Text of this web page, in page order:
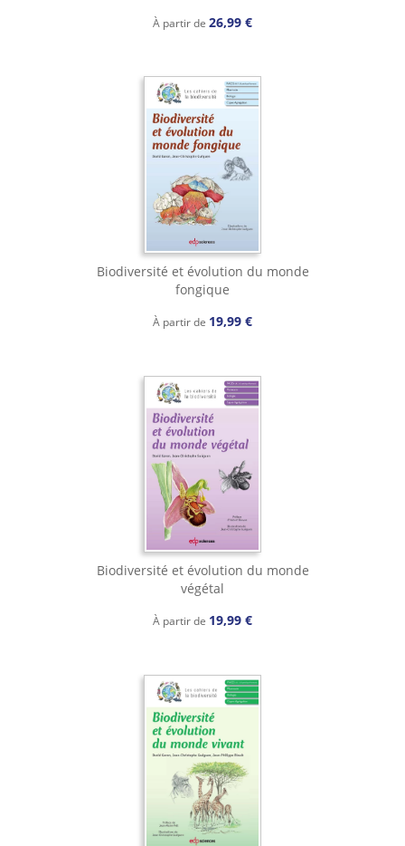
À partir de 26,99 €
Biodiversité et évolution du monde
fongique
À partir de 19,99 €
Biodiversité et évolution du monde
végétal
À partir de 19,99 €